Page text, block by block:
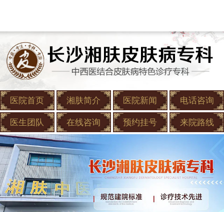
医院首页 湘肤简介 医院新闻 电话咨询
医生团队 在线咨询 预约挂号 来院路线